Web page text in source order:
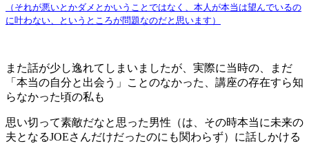
（それが悪いとかダメとかいうことではなく、本人が本当は望んでいるの
に叶わない、というところが問題なのだと思います）
また話が少し逸れてしまいましたが、実際に当時の、まだ
「本当の自分と出会う」ことのなかった、講座の存在すら知
らなかった頃の私も
思い切って素敵だなと思った男性（は、その時本当に未来の
夫となるJOEさんだけだったのにも関わらず）に話しかける